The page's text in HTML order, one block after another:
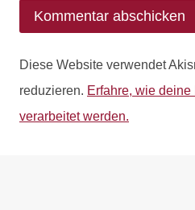
Diese Website verwendet
reduzieren. Erfahre, wie
verarbeitet werden.